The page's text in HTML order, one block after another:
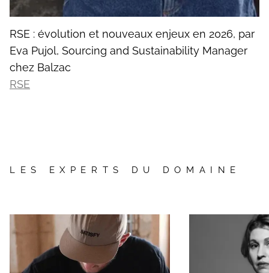
RSE : évolution et nouveaux enjeux en 2026, par
Eva Pujol, Sourcing and Sustainability Manager
chez Balzac
RSE
LES EXPERTS DU DOMAINE